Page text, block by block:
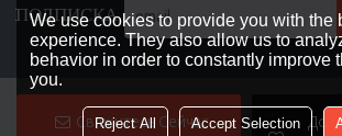
Свяжитесь Сейчас
ПОДПИСКА
We use cookies to provide you with the
experience. They also allow us to
behavior in order to constantly improve
you.
Reject All Accept Selection